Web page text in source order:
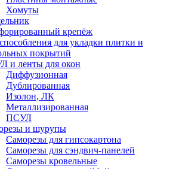
Хомуты
крепёж
для укладки плитки и
покрытий
и ленты для окон
Диффузионная
Дублированная
Изолон, ЛК
Металлизированная
ПСУЛ
и шурупы
Саморезы для гипсокартона
Саморезы для сэндвич-панелей
Саморезы кровельные